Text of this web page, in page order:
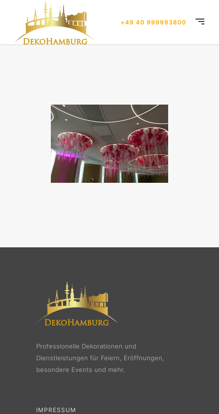
+49 40 999993800
Professionelle Dekorationen und
Dienstleistungen für Feiern, Eröffnungen,
besondere Events und mehr.
IMPRESSUM